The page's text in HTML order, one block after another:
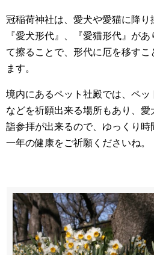
冠稲荷神社は、愛犬や愛猫に降り
『愛犬形代』、『愛猫形代』が
て擦ることで、形代に厄を移す
ます。
境内にあるペット社殿では、ペ
などを祈願出来る場所もあり、
詣参拝が出来るので、ゆっくり
一年の健康をご祈願くださいね。